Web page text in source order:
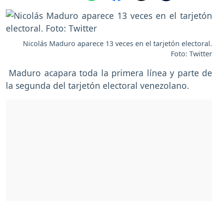
Nicolás Maduro aparece 13 veces en el tarjetón electoral.
Foto: Twitter
Maduro acapara toda la primera línea y parte de
la segunda del tarjetón electoral venezolano.